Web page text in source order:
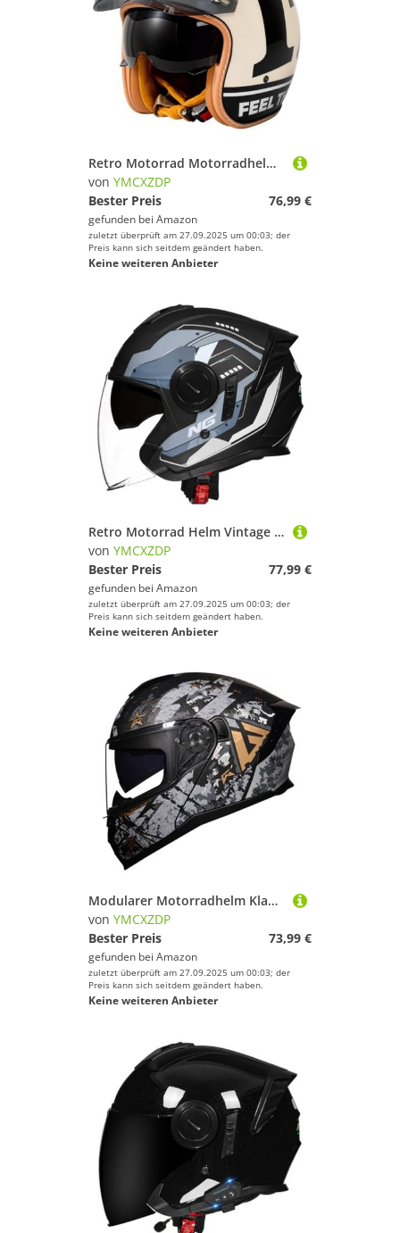
Retro Motorrad Motorradhelm Motorrad Jethelm 3/4 mit Visier DOTECE Zertifiziert für Herren und Damen - Ideal für Moped Mofa Scooter und Roller Halbschalenhelm L,XXL=63~64cm
von YMCXZDP
Bester Preis
76,99 €
gefunden bei Amazon
zuletzt überprüft am 27.09.2025 um 00:03; der
Preis kann sich seitdem geändert haben.
Keine weiteren Anbieter
Retro Motorrad Helm Vintage Jethelme Rollerhelm Sturzhelm DOTECE-geprüfter Motorrad-Sturzhelm Mit Doppelvisier Retro-Stil Motorrad-Jethelm for Jugendliche Männer Frauen E,XXL=63~64cm
von YMCXZDP
Bester Preis
77,99 €
gefunden bei Amazon
zuletzt überprüft am 27.09.2025 um 00:03; der
Preis kann sich seitdem geändert haben.
Keine weiteren Anbieter
Modularer Motorradhelm Klapphelm Integralhelm Mit Doppelvisier Schwarze Gläser DOTECE Zertifiziert Fullface Helm Herausnehmbares Innenfutter/Ohrpolster Schnellverschluss-Schnalle K,S=55~56cm
von YMCXZDP
Bester Preis
73,99 €
gefunden bei Amazon
zuletzt überprüft am 27.09.2025 um 00:03; der
Preis kann sich seitdem geändert haben.
Keine weiteren Anbieter